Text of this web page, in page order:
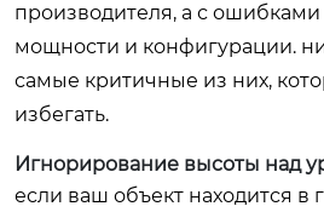
производителя, а с
мощности и конфигурации.
самые критичные из них,
избегать.
Игнорирование высоты над
если ваш объект находится в